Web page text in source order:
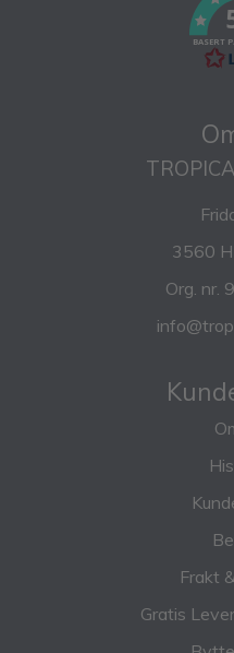
BASERT
3560
Org. nr.
Frakt
Gratis